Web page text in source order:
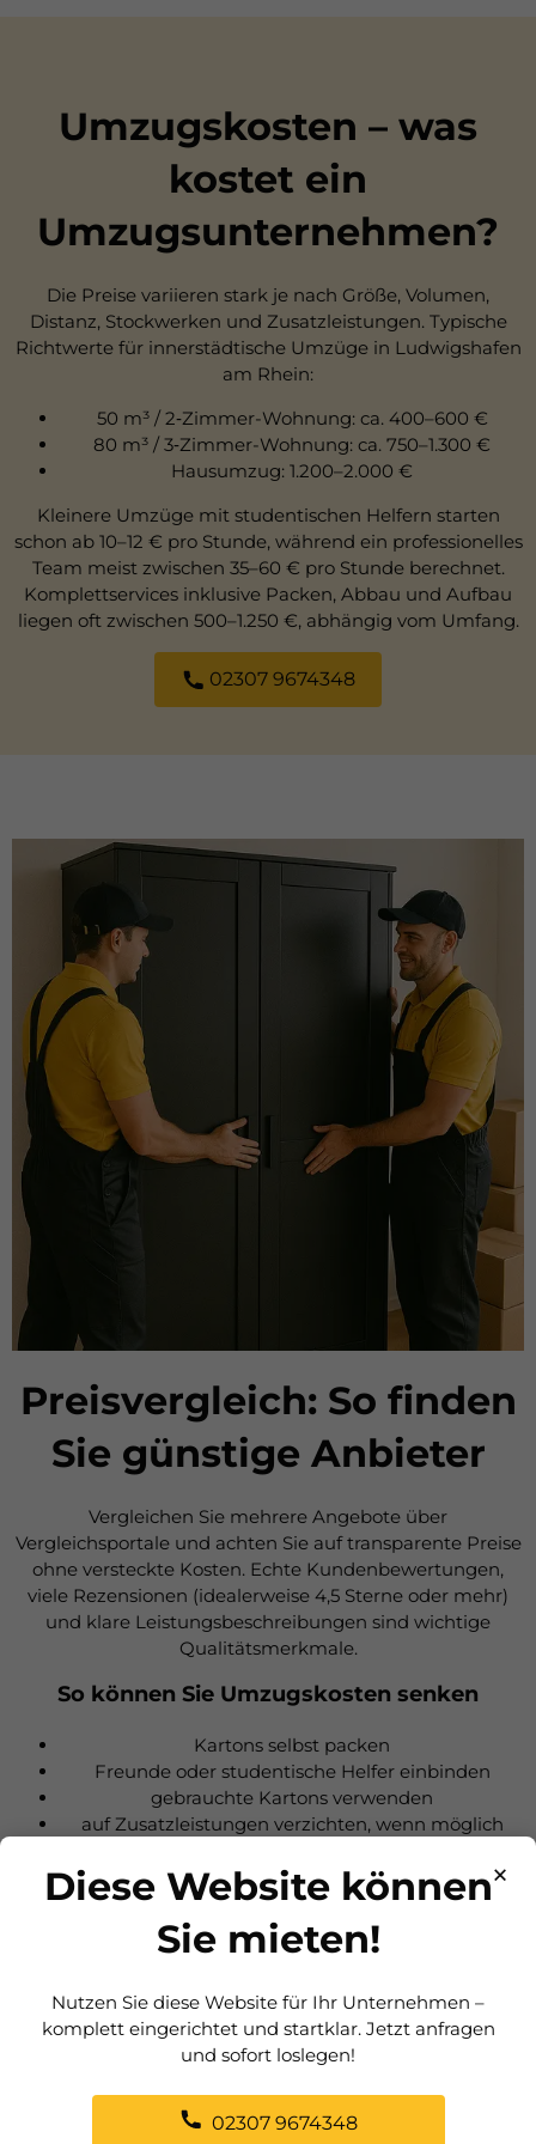
Umzugskosten – was
kostet ein
Umzugsunternehmen?
Die Preise variieren stark je nach Größe, Volumen,
Distanz, Stockwerken und Zusatzleistungen. Typische
Richtwerte für innerstädtische Umzüge in Ludwigshafen
am Rhein:
50 m³ / 2‑Zimmer-Wohnung: ca. 400–600 €
80 m³ / 3‑Zimmer-Wohnung: ca. 750–1.300 €
Hausumzug: 1.200–2.000 €
Kleinere Umzüge mit studentischen Helfern starten
schon ab 10–12 € pro Stunde, während ein professionelles
Team meist zwischen 35–60 € pro Stunde berechnet.
Komplettservices inklusive Packen, Abbau und Aufbau
liegen oft zwischen 500–1.250 €, abhängig vom Umfang.
02307 9674348
Preisvergleich: So finden
Sie günstige Anbieter
Vergleichen Sie mehrere Angebote über
Vergleichsportale und achten Sie auf transparente Preise
ohne versteckte Kosten. Echte Kundenbewertungen,
viele Rezensionen (idealerweise 4,5 Sterne oder mehr)
und klare Leistungsbeschreibungen sind wichtige
Qualitätsmerkmale.
So können Sie Umzugskosten senken
Kartons selbst packen
Freunde oder studentische Helfer einbinden
gebrauchte Kartons verwenden
auf Zusatzleistungen verzichten, wenn möglich
Umzügen
info@fritzesmoebeltaxi.de
×
Diese Website können
Sie mieten!
Nutzen Sie diese Website für Ihr Unternehmen –
komplett eingerichtet und startklar. Jetzt anfragen
und sofort loslegen!
02307 9674348